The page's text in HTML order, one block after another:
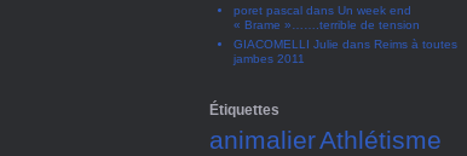
poret pascaldans Un week end
« Brame »…….terrible de tension
GIACOMELLI Julie dans Reims à toutes
jambes 2011
Étiquettes
animalierAthlétisme